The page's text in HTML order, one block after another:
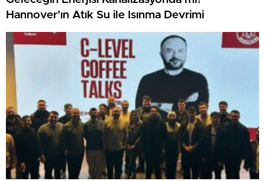
Hannover’ın Atık Su ile Isınma Devrimi